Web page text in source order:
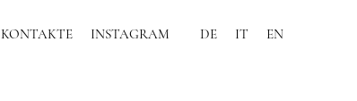
KONTAKTE INSTAGRAM DE IT EN